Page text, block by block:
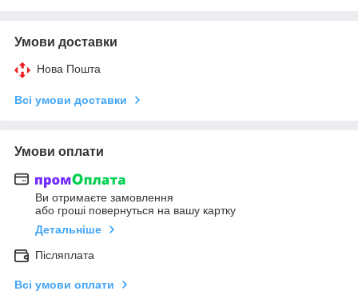
Умови доставки
Нова Пошта
Всі умови доставки
Умови оплати
Ви отримаєте замовлення
або гроші повернуться на вашу картку
Детальніше
Післяплата
Всі умови оплати